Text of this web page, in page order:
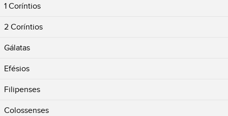
1 Coríntios
2 Coríntios
Gálatas
Efésios
Filipenses
Colossenses